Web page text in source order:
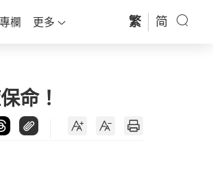
專欄 更多 繁 简
命！